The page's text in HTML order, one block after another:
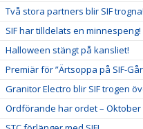
Två stora partners blir SIF trogna!
SIF har tilldelats en minnespeng!
Halloween stängt på kansliet!
Premiär för ”Ärtsoppa på SIF-
Granitor Electro blir SIF trogen
Ordförande har ordet – Oktober